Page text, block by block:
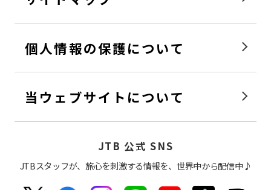
個人情報の保護について
当ウェブサイトについて
JTB 公式 SNS
JTBスタッフが、旅心を刺激する情報を、世界中から配信中♪